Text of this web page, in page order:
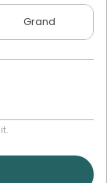
Grand